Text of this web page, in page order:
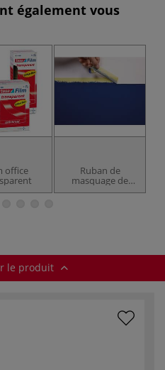
également vous
office Ruban de
masquage de
précision Tesa
le produit